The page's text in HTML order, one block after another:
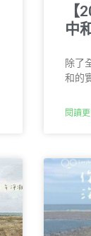
【
中
除了
和的
閱讀